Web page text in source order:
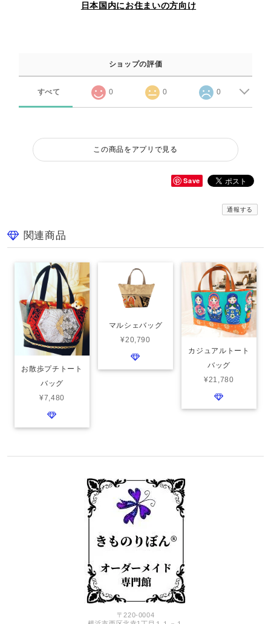
日本国内にお住まいの方向け
ショップの評価
すべて 0 0 0
この商品をアプリで見る
Save
通報する
関連商品
お散歩プチトート
バッグ
¥7,480
マルシェバッグ
¥20,790
カジュアルトート
バッグ
¥21,780
〒220-0004